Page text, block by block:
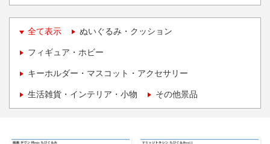
全て表示 ぬいぐるみ・クッション
フィギュア・ホビー
キーホルダー・マスコット・アクセサリー
生活雑貨・インテリア・小物 その他景品